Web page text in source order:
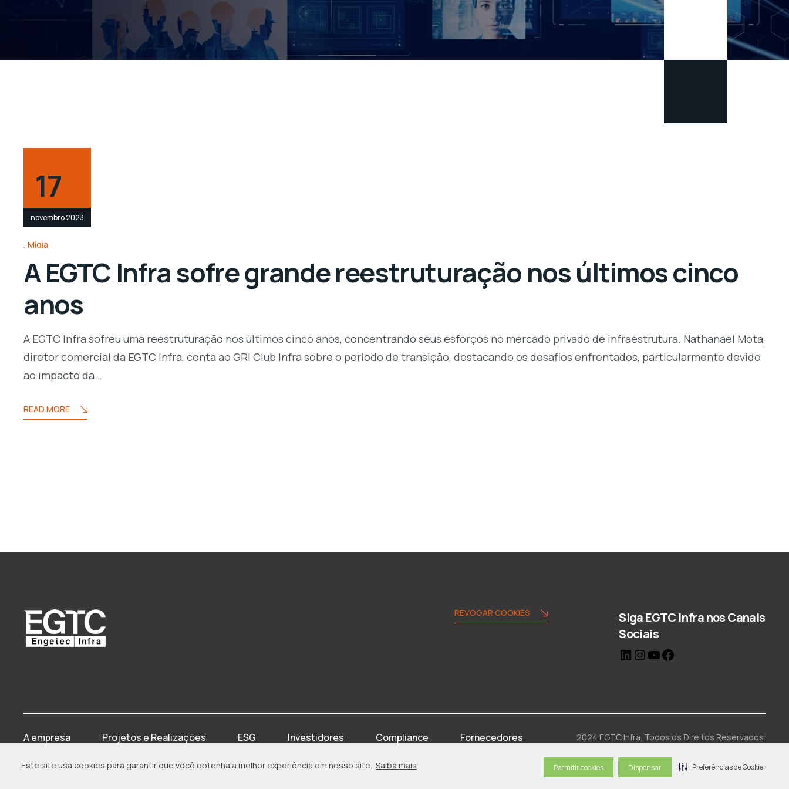
Este site usa cookies para garantir que você obtenha a melhor experiência em nosso site. Saiba mais Permitir cookies Dispensar Preferências de Cookie
17
novembro 2023
Mídia
A EGTC Infra sofre grande reestruturação nos últimos cinco
anos
A EGTC Infra sofreu uma reestruturação nos últimos cinco anos, concentrando seus esforços no mercado privado de infraestrutura. Nathanael Mota,
diretor comercial da EGTC Infra, conta ao GRI Club Infra sobre o período de transição, destacando os desafios enfrentados, particularmente devido
ao impacto da…
READ MORE
REVOGAR COOKIES
Siga EGTC Infra nos Canais
Sociais
LinkedIn
Instagram
Youtube
A empresa Projetos e Realizações ESG Investidores Compliance Fornecedores 2024 EGTC Infra. Todos os Direitos Reservados.